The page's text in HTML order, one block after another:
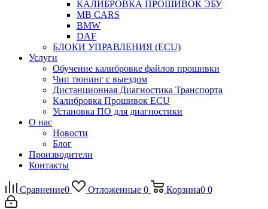
КАЛИБРОВКА ПРОШИВОК ЭБУ
MB CARS
BMW
DAF
БЛОКИ УПРАВЛЕНИЯ (ECU)
Услуги
Обучение калибровке файлов прошивки
Чип тюнинг с выездом
Дистанционная Диагностика Транспорта
Калибровка Прошивок ECU
Установка ПО для диагностики
О нас
Новости
Блог
Производители
Контакты
Сравнение0 Отложенные 0 Корзина0 0